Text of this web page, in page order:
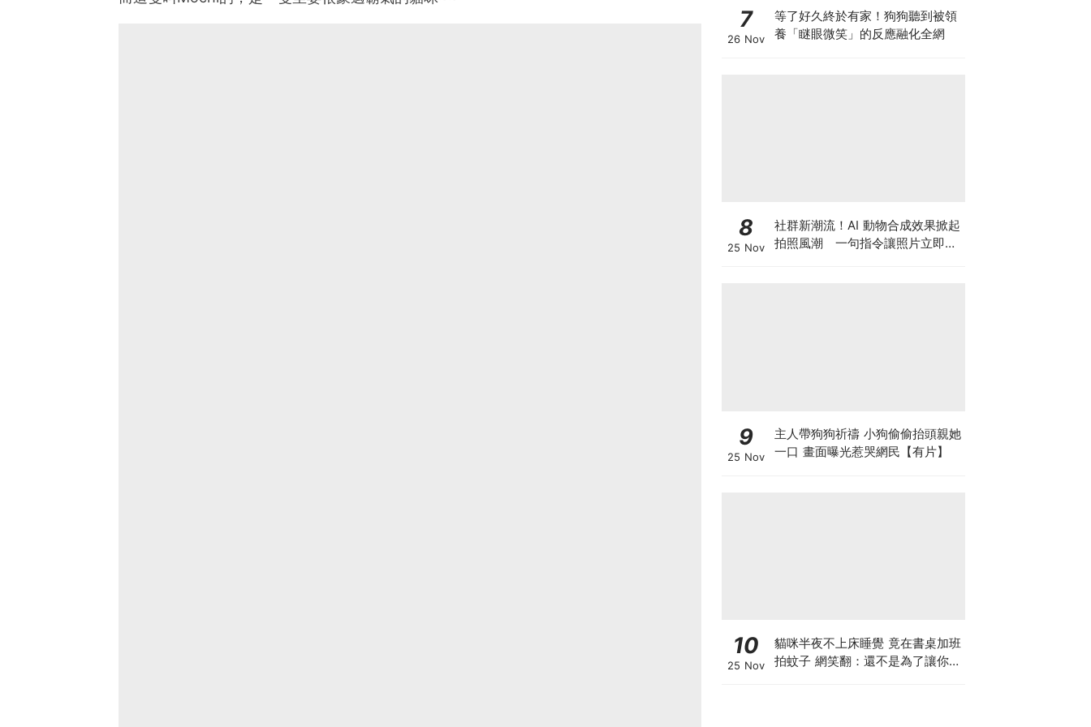
7
26 Nov
等了好久終於有家！狗狗聽到被領
養「瞇眼微笑」的反應融化全網
8
25 Nov
社群新潮流！AI 動物合成效果掀起
拍照風潮 一句指令讓照片立即升
9
25 Nov
主人帶狗狗祈禱 小狗偷偷抬頭親她
一口 畫面曝光惹哭網民【有片】
10
25 Nov
貓咪半夜不上床睡覺 竟在書桌加班
拍蚊子 網笑翻：還不是為了讓你睡